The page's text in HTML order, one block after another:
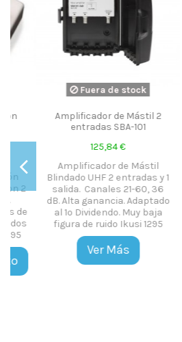
Fuera de stock
Amplificador de Mastil
Blindado 3 entradas
1.210,00 €
Amplificador de Mastil
Blindado de 3 entradas y 1
salida. UHF+UHF+VHF ref: AM
6113 de Engel.
Ver Más